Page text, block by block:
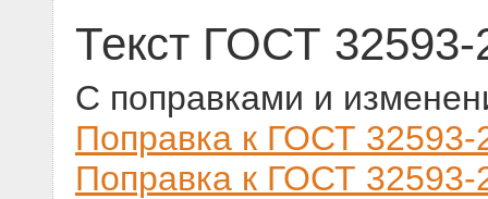
Текст ГОСТ 32593-
С поправками и
Поправка к ГОСТ 32593-
Поправка к ГОСТ 32593-